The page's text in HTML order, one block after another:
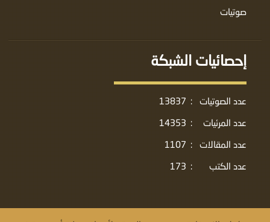
صوتيات
إحصائيات الشبكة
عدد الصوتيات :
13837
عدد المرئيات
:
14353
عدد المقالات
:
1107
عدد الكتب
:
173